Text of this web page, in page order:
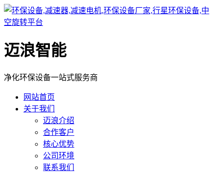
迈浪智能
净化环保设备一站式服务商
网站首页
关于我们
迈浪介绍
合作客户
核心优势
公司环境
联系我们